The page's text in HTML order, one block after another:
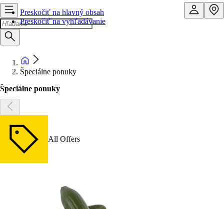
Preskočiť na hlavný obsah
Preskočiť na vyhľadávanie
Špeciálne ponuky
Špeciálne ponuky
All Offers